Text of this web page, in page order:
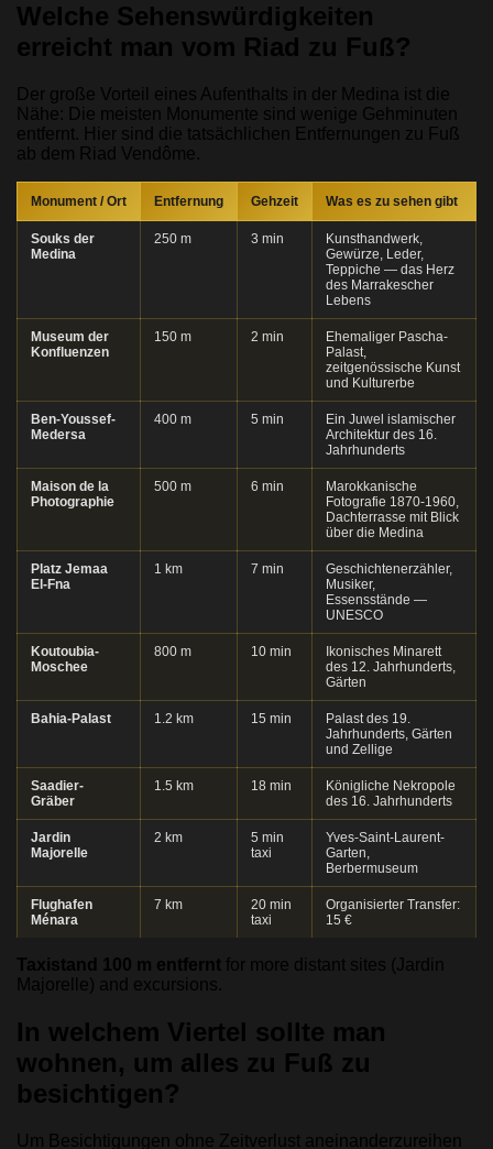
Welche Sehenswürdigkeiten
erreicht man vom Riad zu Fuß?
Der große Vorteil eines Aufenthalts in der Medina ist die
Nähe: Die meisten Monumente sind wenige Gehminuten
entfernt. Hier sind die tatsächlichen Entfernungen zu Fuß
ab dem Riad Vendôme.
Monument / Ort Entfernung Gehzeit Was es zu sehen gibt
Souks der
Medina
250 m 3 min
Kunsthandwerk,
Gewürze, Leder,
Teppiche — das Herz
des Marrakescher
Lebens
Museum der
Konfluenzen
150 m 2 min
Ehemaliger Pascha-
Palast,
zeitgenössische Kunst
und Kulturerbe
Ben-Youssef-
Medersa
400 m 5 min
Ein Juwel islamischer
Architektur des 16.
Jahrhunderts
Maison de la
Photographie
500 m 6 min
Marokkanische
Fotografie 1870-1960,
Dachterrasse mit Blick
über die Medina
Platz Jemaa
El-Fna
1 km 7 min
Geschichtenerzähler,
Musiker,
Essensstände —
UNESCO
Koutoubia-
Moschee
800 m 10 min
Ikonisches Minarett
des 12. Jahrhunderts,
Gärten
Bahia-Palast 1.2 km 15 min
Palast des 19.
Jahrhunderts, Gärten
und Zellige
Saadier-
Gräber
1.5 km 18 min
Königliche Nekropole
des 16. Jahrhunderts
Jardin
Majorelle
2 km
5 min
taxi
Yves-Saint-Laurent-
Garten,
Berbermuseum
Flughafen
Ménara
7 km
20 min
taxi
Organisierter Transfer:
15 €
Taxistand 100 m entfernt for more distant sites (Jardin
Majorelle) and excursions.
In welchem Viertel sollte man
wohnen, um alles zu Fuß zu
besichtigen?
Um Besichtigungen ohne Zeitverlust aneinanderzureihen